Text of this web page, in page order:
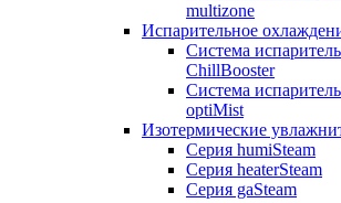
multizone
Испарительное
Система
ChillBooster
Система
optiMist
Изотермические
Серия humiSteam
Серия heaterSteam
Серия gaSteam